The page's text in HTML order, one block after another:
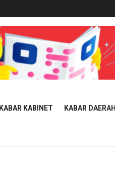
KABAR KABINET KABAR DAERAH